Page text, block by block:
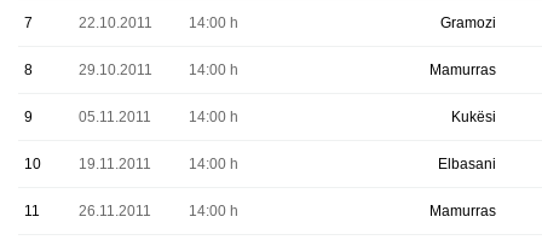
7 22.10.2011 14:00 h Gramozi
8 29.10.2011 14:00 h Mamurras
9 05.11.2011 14:00 h Kukësi
10 19.11.2011 14:00 h Elbasani
11 26.11.2011 14:00 h Mamurras